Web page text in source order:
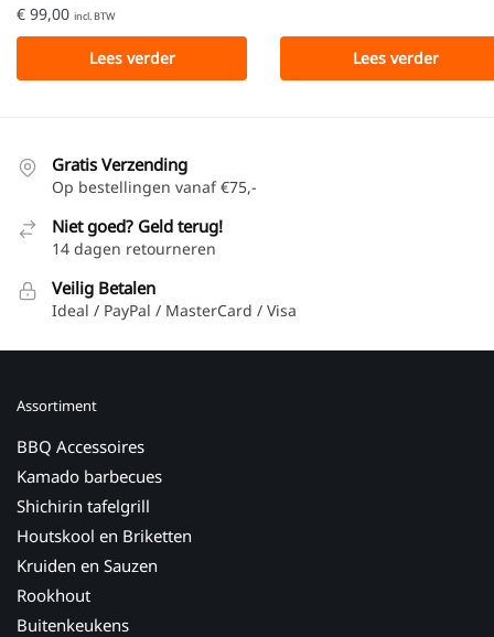
€ 99,00 incl. BTW
Lees verder Lees verder
Gratis Verzending
Op bestellingen vanaf €75,-
Niet goed? Geld terug!
14 dagen retourneren
Veilig Betalen
Ideal / PayPal / MasterCard / Visa
Assortiment
BBQ Accessoires
Kamado barbecues
Shichirin tafelgrill
Houtskool en Briketten
Kruiden en Sauzen
Rookhout
Buitenkeukens